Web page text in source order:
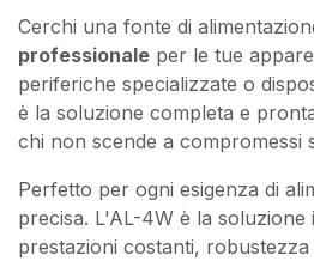
Cerchi una fonte di
professionale per le tue
periferiche specializzate o
è la soluzione completa e
chi non scende a compromessi
Perfetto per ogni esigenza di
precisa. L'AL-4W è la soluzione
prestazioni costanti,